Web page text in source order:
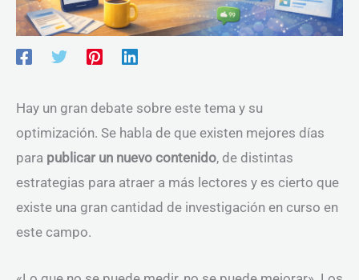
Hay un gran debate sobre este tema y su
optimización. Se habla de que existen mejores días
para publicar un nuevo contenido, de distintas
estrategias para atraer a más lectores y es cierto que
existe una gran cantidad de investigación en curso en
este campo.